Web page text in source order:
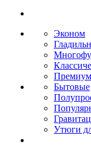
Эконом
Бытовые
Утюги